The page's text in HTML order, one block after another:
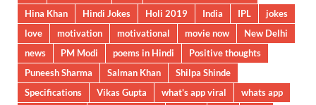
Hina Khan
Hindi Jokes Holi 2019 India IPL
jokes
love
motivation motivational movie now
New Delhi
news
PM Modi poems in Hindi
Positive thoughts
Puneesh Sharma
Salman Khan
Shilpa Shinde
Specifications
Vikas Gupta what's app viral
whats app